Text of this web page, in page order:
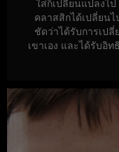
ใส่ก็เปลี่ยนแปลงไป
คลาสสิกได้เปลี่ยน
ชัดว่าได้รับการเป
เขาเอง และได้รับอิ